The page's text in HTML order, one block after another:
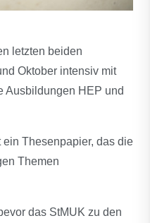
letzten beiden
Oktober intensiv mit
Ausbildungen HEP und
Thesenpapier, das die
Themen
das StMUK zu den